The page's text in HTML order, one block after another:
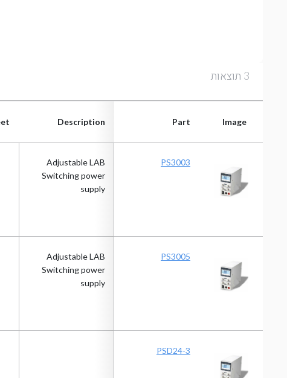
3 תוצאות
Image
Part
Description Image
Part
Description
PS3003
Adjustable LAB
Switching power
supply
PS3005
Adjustable LAB
Switching power
supply
PSD24-3